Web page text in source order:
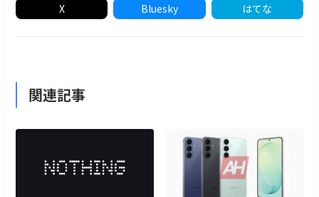
X Bluesky はてな
関連記事